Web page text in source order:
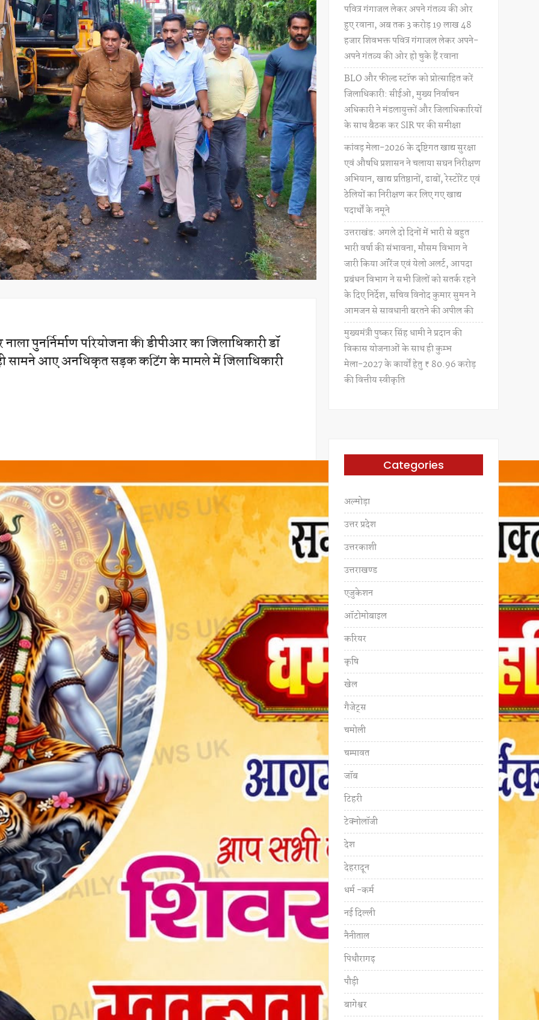
पुनर्निर्माण परियोजना की डीपीआर का जिलाधिकारी डॉ
सामने आए अनधिकृत सड़क कटिंग के मामले में जिलाधिकारी
पवित्र गंगाजल लेकर अपने गंतव्य की ओर
हुए रवाना, अब तक 3 करोड़ 19 लाख 48
हजार शिवभक्त पवित्र गंगाजल लेकर अपने-
अपने गंतव्य की ओर हो चुके हैं रवाना
BLO और फील्ड स्टॉफ को प्रोत्साहित करें
जिलाधिकारी: सीईओ, मुख्य निर्वाचन
अधिकारी ने मंडलायुक्तों और जिलाधिकारियों
के साथ बैठक कर SIR पर की समीक्षा
कांवड़ मेला-2026 के दृष्टिगत खाद्य सुरक्षा
एवं औषधि प्रशासन ने चलाया सघन निरीक्षण
अभियान, खाद्य प्रतिष्ठानों, ढाबों, रेस्टोरेंट एवं
ठेलियों का निरीक्षण कर लिए गए खाद्य
पदार्थों के नमूने
उत्तराखंड: अगले दो दिनों में भारी से बहुत
भारी वर्षा की संभावना, मौसम विभाग ने
जारी किया ऑरेंज एवं येलो अलर्ट, आपदा
प्रबंधन विभाग ने सभी जिलों को सतर्क रहने
के दिए निर्देश, सचिव विनोद कुमार सुमन ने
आमजन से सावधानी बरतने की अपील की
मुख्यमंत्री पुष्कर सिंह धामी ने प्रदान की
विकास योजनाओं के साथ ही कुम्भ
मेला-2027 के कार्यों हेतु ₹ 80.96 करोड़
की वित्तीय स्वीकृति
Categories
अल्मोड़ा
उत्तर प्रदेश
उत्तरकाशी
उत्तराखण्ड
एजुकेशन
ऑटोमोबाइल
करियर
कृषि
खेल
गैजेट्स
चमोली
चम्पावत
जॉब
टिहरी
टेक्नोलॉजी
देश
देहरादून
धर्म -कर्म
नई दिल्ली
नैनीताल
पिथौरागढ़
पौड़ी
बागेश्वर